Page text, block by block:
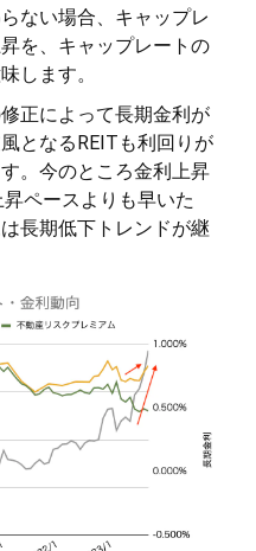
ない場合、キャップレ
を、キャップレートの
します。
正によって長期金利が
となるREITも利回りが
。今のところ金利上昇
ペースよりも早いた
長期低下トレンドが継